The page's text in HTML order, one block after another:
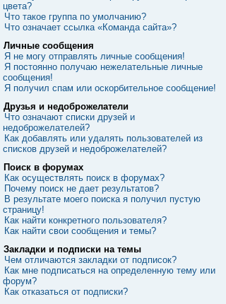
цвета?
Что такое группа по умолчанию?
Что означает ссылка «Команда сайта»?
Личные сообщения
Я не могу отправлять личные сообщения!
Я постоянно получаю нежелательные личные
сообщения!
Я получил спам или оскорбительное сообщение!
Друзья и недоброжелатели
Что означают списки друзей и
недоброжелателей?
Как добавлять или удалять пользователей из
списков друзей и недоброжелателей?
Поиск в форумах
Как осуществлять поиск в форумах?
Почему поиск не дает результатов?
В результате моего поиска я получил пустую
страницу!
Как найти конкретного пользователя?
Как найти свои сообщения и темы?
Закладки и подписки на темы
Чем отличаются закладки от подписок?
Как мне подписаться на определенную тему или
форум?
Как отказаться от подписки?